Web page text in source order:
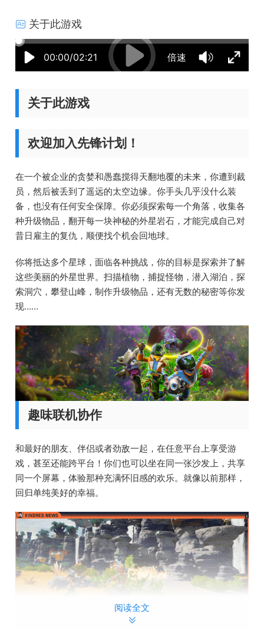
关于此游戏
00:00/02:21 倍速
50% 75%
关于此游戏
欢迎加入先锋计划！
在一个被企业的贪婪和愚蠢搅得天翻地覆的未来，你遭到裁
员，然后被丢到了遥远的太空边缘。你手头几乎没什么装
备，也没有任何安全保障。你必须探索每一个角落，收集各
种升级物品，翻开每一块神秘的外星岩石，才能完成自己对
昔日雇主的复仇，顺便找个机会回地球。
你将抵达多个星球，面临各种挑战，你的目标是探索并了解
这些美丽的外星世界。扫描植物，捕捉怪物，潜入湖泊，探
索洞穴，攀登山峰，制作升级物品，还有无数的秘密等你发
现……
趣味联机协作
和最好的朋友、伴侣或者劲敌一起，在任意平台上享受游
戏，甚至还能跨平台！你们也可以坐在同一张沙发上，共享
同一个屏幕，体验那种充满怀旧感的欢乐。就像以前那样，
回归单纯美好的幸福。
激动人心的新技能与工具
阅读全文